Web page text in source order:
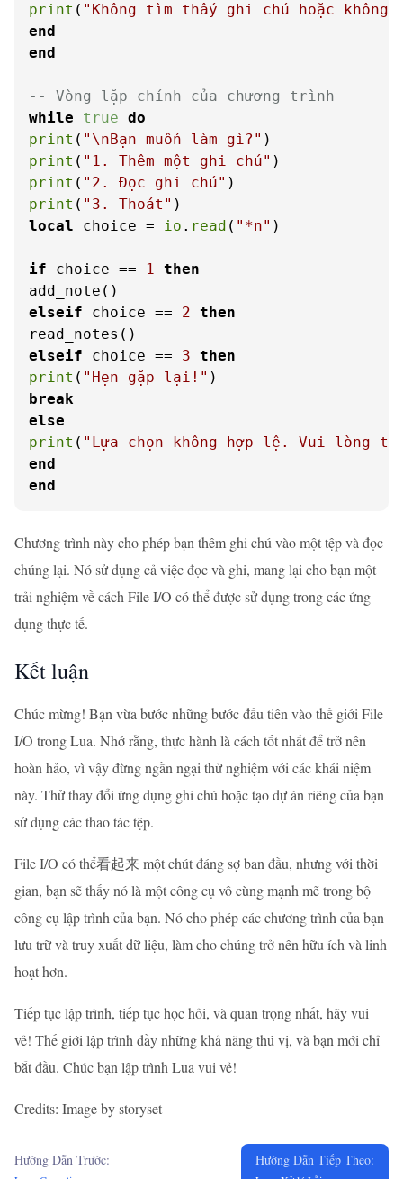
print ( "Không tìm thấy ghi chú hoặc không
end
end
-- Vòng lặp chính của chương trình
while
true do
print ( "\nBạn muốn làm gì?"
print ( "1. Thêm một ghi chú"
print ( "2. Đọc ghi chú"
print ( "3. Thoát"
local choice = io . read ( "*n" )
if choice == 1 then
elseif choice == 2 then
elseif choice == 3 then
print ( "Hẹn gặp lại!"
break
else
print ( "Lựa chọn không hợp lệ. Vui lòng
end
end
Chương trình này cho phép bạn thêm ghi chú vào một tệp và đọc
chúng lại. Nó sử dụng cả việc đọc và ghi, mang lại cho bạn một
trải nghiệm về cách File I/O có thể được sử dụng trong các ứng
dụng thực tế.
Kết luận
Chúc mừng! Bạn vừa bước những bước đầu tiên vào thế giới File
I/O trong Lua. Nhớ rằng, thực hành là cách tốt nhất để trở nên
hoàn hảo, vì vậy đừng ngần ngại thử nghiệm với các khái niệm
này. Thử thay đổi ứng dụng ghi chú hoặc tạo dự án riêng của bạn
sử dụng các thao tác tệp.
File I/O có thể看起来 một chút đáng sợ ban đầu, nhưng với thời
gian, bạn sẽ thấy nó là một công cụ vô cùng mạnh mẽ trong bộ
công cụ lập trình của bạn. Nó cho phép các chương trình của bạn
lưu trữ và truy xuất dữ liệu, làm cho chúng trở nên hữu ích và linh
hoạt hơn.
Tiếp tục lập trình, tiếp tục học hỏi, và quan trọng nhất, hãy vui
vẻ! Thế giới lập trình đầy những khả năng thú vị, và bạn mới chỉ
bắt đầu. Chúc bạn lập trình Lua vui vẻ!
Credits: Image by storyset
Hướng Dẫn Trước: Hướng Dẫn Tiếp Theo: